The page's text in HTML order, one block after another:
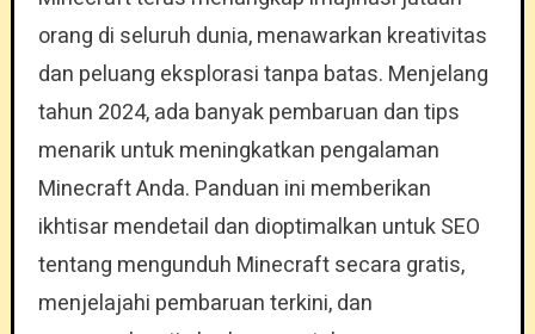
orang di seluruh dunia, menawarkan kreativitas
dan peluang eksplorasi tanpa batas. Menjelang
tahun 2024, ada banyak pembaruan dan tips
menarik untuk meningkatkan pengalaman
Minecraft Anda. Panduan ini memberikan
ikhtisar mendetail dan dioptimalkan untuk SEO
tentang mengunduh Minecraft secara gratis,
menjelajahi pembaruan terkini, dan